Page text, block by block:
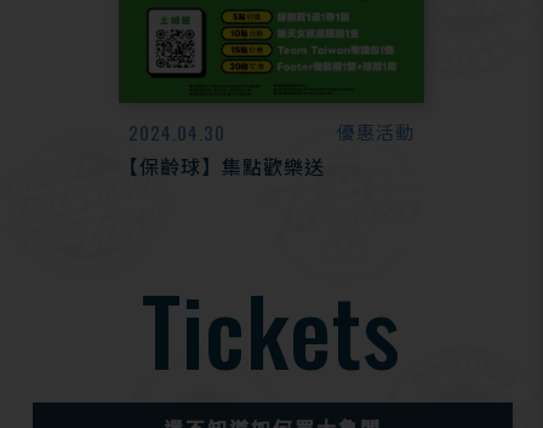
2024.04.30 優惠活動
【保齡球】集點歡樂送
Tickets